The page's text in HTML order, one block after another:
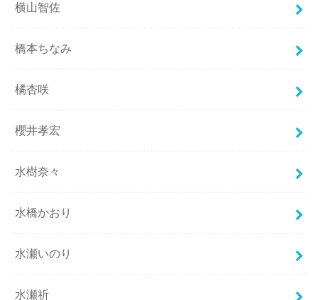
横山智佐
橋本ちなみ
橘杏咲
櫻井孝宏
水樹奈々
水橋かおり
水瀬いのり
水瀬祈